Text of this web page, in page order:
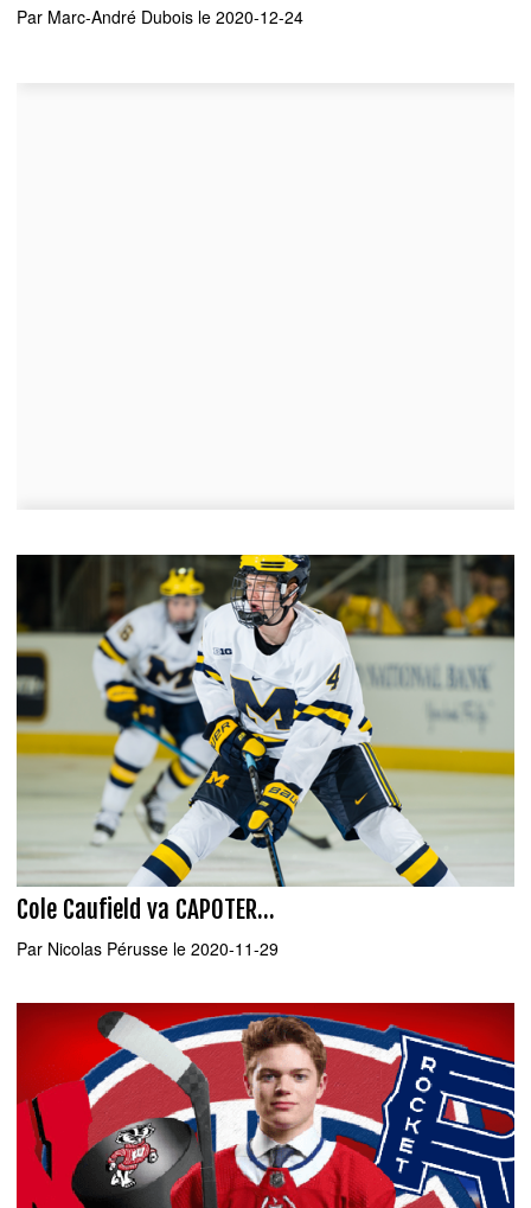
Par Marc-André Dubois le 2020-12-24
Cole Caufield va CAPOTER...
Par Nicolas Pérusse le 2020-11-29